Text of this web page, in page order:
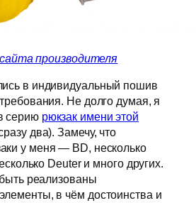
сайта производителя
в индивидуальный пошив
Не долго думая, я
серию рюкзак имени этой
два). Замечу, что
у меня — BD, несколько
Deuter и много других.
реализованы
в чём достоинства и